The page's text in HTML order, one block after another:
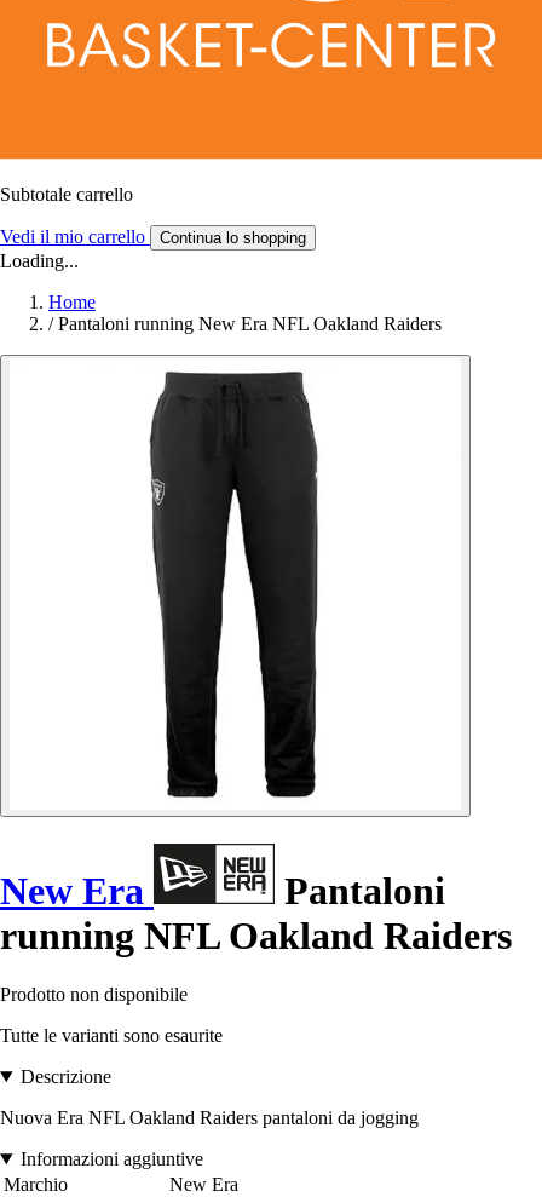
Subtotale carrello
Vedi il mio carrello Continua lo shopping
Loading...
Home
/ Pantaloni running New Era NFL Oakland Raiders
New Era
Pantaloni
running NFL Oakland Raiders
Prodotto non disponibile
Tutte le varianti sono esaurite
Descrizione
Nuova Era NFL Oakland Raiders pantaloni da jogging
Informazioni aggiuntive
Marchio
New Era